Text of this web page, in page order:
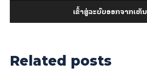
ເຂົ້າ​ສູ່​ລະ​ບົບ​ອອກ​ຈາກ​ເຫັນ
Related posts